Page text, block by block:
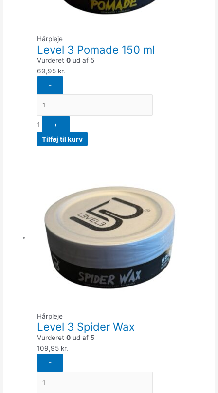
Hårpleje
Level 3 Pomade 150 ml
Vurderet 0ud af 5
69,95 kr.
-
1
+
Tilføj til kurv
Hårpleje
Level 3 Spider Wax
Vurderet 0ud af 5
109,95 kr.
-